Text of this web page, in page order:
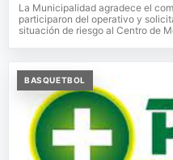
La Municipalidad agradece el
participaron del operativo y
situación de riesgo al Centro de
BASQUETBOL